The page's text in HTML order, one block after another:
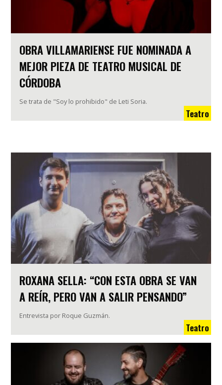
OBRA VILLAMARIENSE FUE NOMINADA A
MEJOR PIEZA DE TEATRO MUSICAL DE
CÓRDOBA
Se trata de "Soy lo prohibido" de Leti Soria.
Teatro
ROXANA SELLA: “CON ESTA OBRA SE VAN
A REÍR, PERO VAN A SALIR PENSANDO”
Entrevista por Roque Guzmán.
Teatro